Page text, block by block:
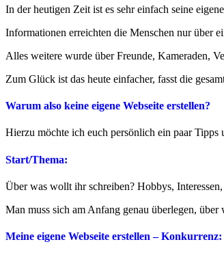
In der heutigen Zeit ist es sehr einfach seine
Informationen erreichten die Menschen nur über
Alles weitere wurde über Freunde, Kameraden,
Zum Glück ist das heute einfacher, fasst die
Warum also keine eigene Webseite erstellen?
Hierzu möchte ich euch persönlich ein paar Tipps
Start/Thema:
Über was wollt ihr schreiben? Hobbys,
Man muss sich am Anfang genau überlegen,
Meine eigene Webseite erstellen – Konkurrenz: